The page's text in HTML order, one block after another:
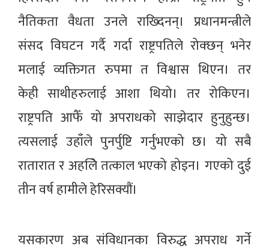
नैतिकता वैधता उनले राख्दिनन्। प्रधानमन्त्रीले
संसद विघटन गर्दै गर्दा राष्ट्रपतिले रोक्छन् भनेर
मलाई व्यक्तिगत रुपमा त विश्वास थिएन। तर
केही साथीहरुलाई आशा थियो। तर रोकिएन।
राष्ट्रपति आफैँ यो अपराधको साझेदार हुनुहुन्छ।
त्यसलाई उहाँले पुनर्पुष्टि गर्नुभएको छ। यो सबै
रातारात र अहलिे तत्काल भएको होइन। गएको दुई
तीन वर्ष हामीले हेरिसक्यौं।
यसकारण अब संविधानका विरुद्ध अपराध गर्ने